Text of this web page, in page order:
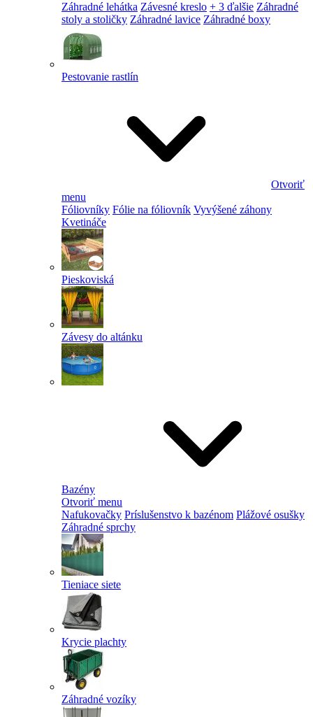
Záhradné lehátka Závesné kreslo + 3 ďalšie Záhradné
stoly a stoličky Záhradné lavice Záhradné boxy
Pestovanie rastlín
Otvoriť
menu
Fóliovníky Fólie na fóliovník Vyvýšené záhony
Kvetináče
Pieskoviská
Závesy do altánku
Bazény
Otvoriť menu
Nafukovačky Príslušenstvo k bazénom Plážové osušky
Záhradné sprchy
Tieniace siete
Krycie plachty
Záhradné vozíky